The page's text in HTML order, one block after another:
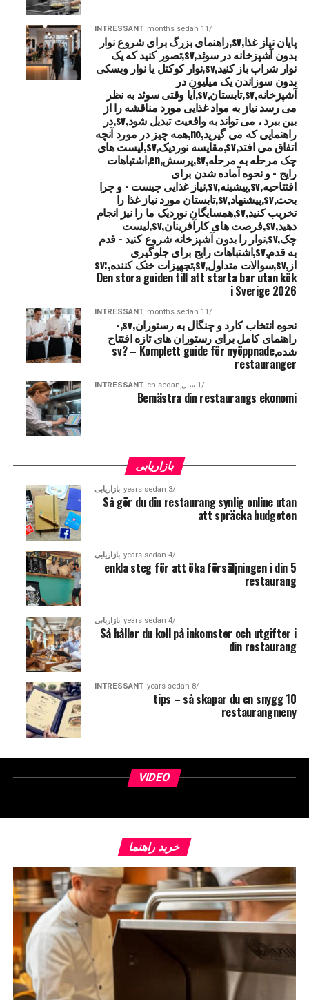
INTRESSANT 11 months sedan
پایان نیاز غذا,sv,راهنمای بزرگ برای شروع نوار
بدون آشپزخانه در سوئد,sv,تصور کنید که یک
نوار شراب باز کنید,sv,نوار کوکتل یا نوار ویسکی
بدون سوزاندن یک میلیون در
آشپزخانه,sv,تابستان,sv,آیا وقتی سوئد به نظر
می رسد نیاز به مواد غذایی مورد مناقشه را از
بین ببرد ، می تواند به واقعیت تبدیل شود,sv,در
راهنمایی که می گیرید,no,همه چیز در مورد آنچه
اتفاق می افتد,sv,مقایسه نوردیک,sv,لیست های
چک مرحله به مرحله,sv,پرسش,en,اشتباهات
رایج - و نحوه آماده شدن برای
افتتاحیه,sv,پیشینه,sv,نیاز غذایی چیست - و چرا
بحث,sv,پیشنهاد,sv,تابستان مورد نیاز غذا را
تخریب کنید,sv,همسایگان نوردیک ما را نیز انجام
دهید,sv,فرصت های کارآفرینان,sv,لیست
چک,sv,نوار را بدون آشپزخانه شروع کنید - قدم
به قدم,sv,اشتباهات رایج برای جلوگیری
از,sv,سوالات متداول,sv,تجهیزات خنک کننده,sv:
Den stora guiden till att starta bar utan kök
i Sverige 2026
INTRESSANT 11 months sedan
نحوه انتخاب کارد و چنگال به رستوران,sv,-
راهنمای کامل برای رستوران های تازه افتتاح
شده,sv? – Komplett guide för nyöppnade
restauranger
INTRESSANT 1 سال,en sedan
Bemästra din restaurangs ekonomi
بازاریابی
بازاریابی 3 years sedan
Så gör du din restaurang synlig online utan
att spräcka budgeten
بازاریابی 4 years sedan
5
enkla steg för att öka försäljningen i din
restaurang
بازاریابی 4 years sedan
Så håller du koll på inkomster och utgifter i
din restaurang
INTRESSANT 8 years sedan
10 tips – så skapar du en snygg
restaurangmeny
VIDEO
خرید راهنما